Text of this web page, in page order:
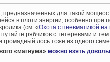
предназначенных для такой
в плоти энергии, особенно при
(см. «Охота с пневматикой на
путайте рябчиков с тетеревами и
громадный лось тоже из одного
«магнума» можно взять